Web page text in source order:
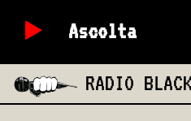
Ascolta
RADIO